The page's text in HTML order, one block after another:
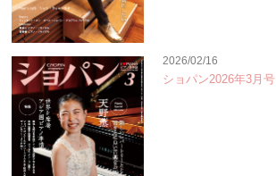
2026/02/16
ショパン2026年3月号